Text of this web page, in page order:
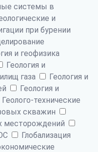
системы в
и
при бурении
и геофизика
Геология и
газа
Геология и
Геология и
Геолого-технические
скважин
месторождений
Глобализация